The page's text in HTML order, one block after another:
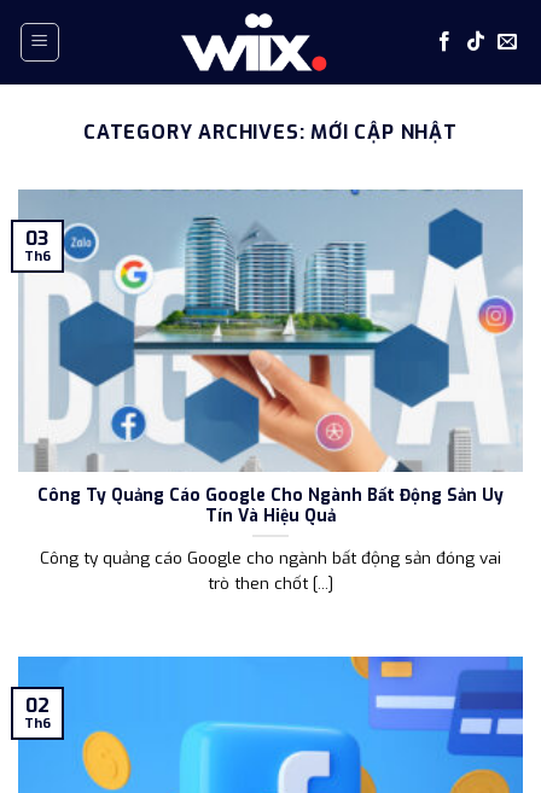
CATEGORY ARCHIVES:MỚI CẬP NHẬT
Công Ty Quảng Cáo Google Cho Ngành Bất Động Sản Uy
Tín Và Hiệu Quả
Công ty quảng cáo Google cho ngành bất động sản đóng vai
trò then chốt [...]
03
Th6
02
Th6